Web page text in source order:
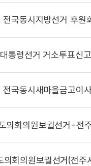
전국동시지방선거 후원
통령선거 거소투표신
국동시새마을금고이사장
회의원보궐선거-전주시제3선
의원보궐선거(전주시제3선거